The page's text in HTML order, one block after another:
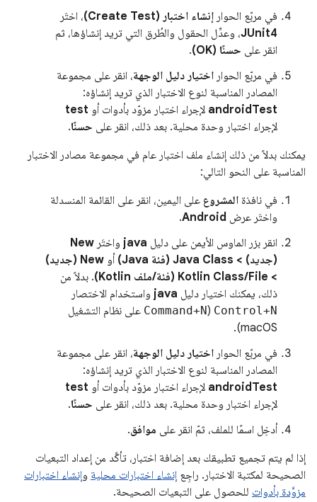
في مربّع الحوار إنشاء اختبار (Create Test)
، اختَر
JUnit4، وعدِّل الحقول والطُرق التي تريد إنشاؤها، ثم
انقر على حسنًا (OK)
.
في مربّع الحوار اختيار دليل الوجهة، انقر على مجموعة
المصادر المناسبة لنوع الاختبار الذي تريد إنشاؤه:
androidTest لإجراء اختبار مزوّد بأدوات أو test
لإجراء اختبار وحدة محلية. بعد ذلك، انقر على حسنًا.
يمكنك بدلاً من ذلك إنشاء ملف اختبار عام في مجموعة مصادر الاختبار
المناسبة على النحو التالي:
في نافذة المشروع على اليمين، انقر على القائمة المنسدلة
واختَر عرض Android
.
انقر بزر الماوس الأيمن على دليل java واختَر New
(جديد) > Java Class (فئة Java)
أو
New (جديد)
> Kotlin Class/File (فئة/ملف Kotlin)
. بدلاً من
ذلك، يمكنك اختيار دليل java واستخدام الاختصار
Control+N
(
Command+N على نظام التشغيل
macOS).
في مربّع الحوار اختيار دليل الوجهة، انقر على مجموعة
المصادر المناسبة لنوع الاختبار الذي تريد إنشاؤه:
androidTest لإجراء اختبار مزوّد بأدوات أو test
لإجراء اختبار وحدة محلية. بعد ذلك، انقر على حسنًا.
أدخِل اسمًا للملف، ثمّ انقر على موافق.
إذا لم يتم تجميع تطبيقك بعد إضافة اختبار، تأكَّد من إعداد التبعيات
الصحيحة لمكتبة الاختبار. راجِع إنشاء اختبارات محلية وإنشاء اختبارات
مزوَّدة بأدوات للحصول على التبعيات الصحيحة.